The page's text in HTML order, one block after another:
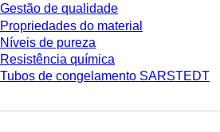
Gestão de qualidade
Propriedades do material
Níveis de pureza
Resistência química
Tubos de congelamento SARSTEDT